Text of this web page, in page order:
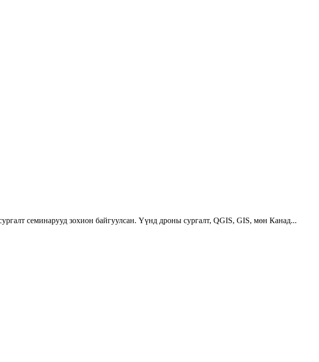
семинарууд зохион байгуулсан. Үүнд дроны сургалт, QGIS, GIS, мөн Канад...